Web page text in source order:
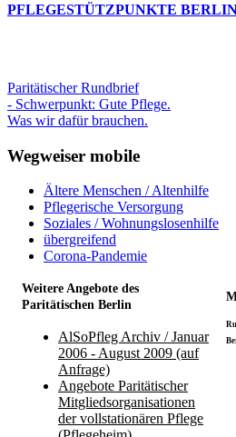
PFLEGESTÜTZPUNKTE
Paritätischer Rundbrief
- Schwerpunkt: Gute Pflege.
Was wir dafür brauchen.
Wegweiser mobile
Ältere Menschen / Altenhilfe
Pflegerische Versorgung
Soziales / Wohnungslosenhilfe
übergreifend
Corona-Pandemie
Weitere Angebote des
Paritätischen Berlin
AlSoPfleg Archiv / Januar
2006 - August 2009 (auf
Anfrage)
Angebote Paritätischer
Mitgliedsorganisationen
der vollstationären Pflege